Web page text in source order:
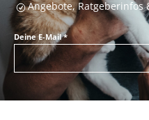
Angebote, Ratgeberinfos
Deine E-Mail*